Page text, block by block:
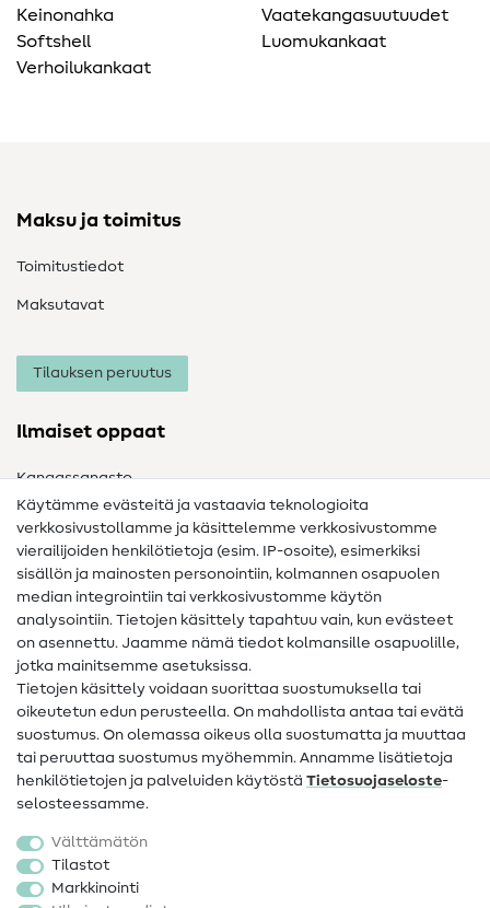
Keinonahka
Softshell
Verhoilukankaat
Vaatekangasuutuudet
Luomukankaat
Maksu ja toimitus
Toimitustiedot
Maksutavat
Tilauksen peruutus
Ilmaiset oppaat
Kangassanasto
Ompelusanasto
Ompeluohjeet
Apua ja yhteystiedot
Yhteystiedot
Tietoa omistajanvaihdoksesta
Peruutusoikeus
Suosittu
Kankaat
Ompelutarvikkeet
Käytämme evästeitä ja vastaavia teknologioita
verkkosivustollamme ja käsittelemme verkkosivustomme
vierailijoiden henkilötietoja (esim. IP-osoite), esimerkiksi
sisällön ja mainosten personointiin, kolmannen osapuolen
median integrointiin tai verkkosivustomme käytön
analysointiin. Tietojen käsittely tapahtuu vain, kun evästeet
on asennettu. Jaamme nämä tiedot kolmansille osapuolille,
jotka mainitsemme asetuksissa.
Tietojen käsittely voidaan suorittaa suostumuksella tai
oikeutetun edun perusteella. On mahdollista antaa tai evätä
suostumus. On olemassa oikeus olla suostumatta ja muuttaa
tai peruuttaa suostumus myöhemmin. Annamme lisätietoja
henkilötietojen ja palveluiden käytöstä Tietosuojaseloste-
selosteessamme.
Välttämätön
Tilastot
Markkinointi